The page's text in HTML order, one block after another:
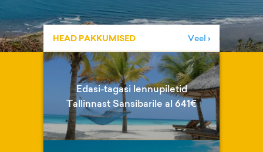
HEAD PAKKUMISED Veel ›
Edasi-tagasi lennupiletid
Tallinnast Sansibarile al 641€